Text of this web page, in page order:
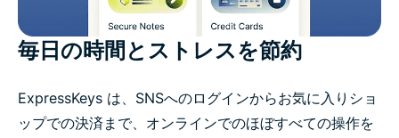
毎日の時間とストレスを節約
ExpressKeys は、SNSへのログインからお気に入りショ
ップでの決済まで、オンラインでのほぼすべての操作を